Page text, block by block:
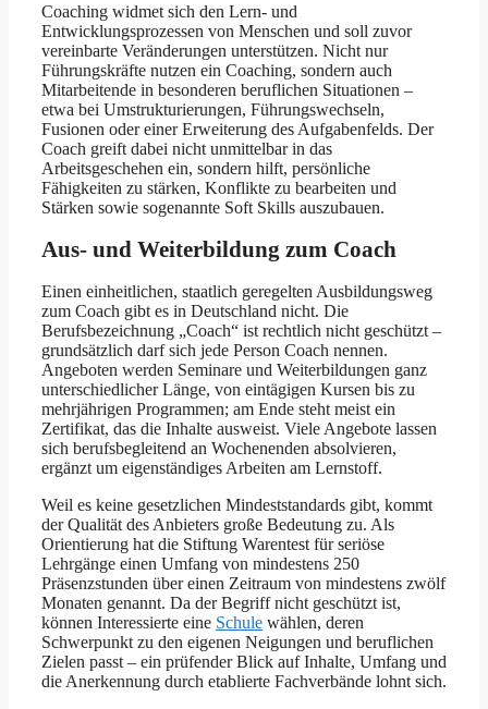
Coaching widmet sich den Lern- und
Entwicklungsprozessen von Menschen und soll zuvor
vereinbarte Veränderungen unterstützen. Nicht nur
Führungskräfte nutzen ein Coaching, sondern auch
Mitarbeitende in besonderen beruflichen Situationen –
etwa bei Umstrukturierungen, Führungswechseln,
Fusionen oder einer Erweiterung des Aufgabenfelds. Der
Coach greift dabei nicht unmittelbar in das
Arbeitsgeschehen ein, sondern hilft, persönliche
Fähigkeiten zu stärken, Konflikte zu bearbeiten und
Stärken sowie sogenannte Soft Skills auszubauen.
Aus- und Weiterbildung zum Coach
Einen einheitlichen, staatlich geregelten Ausbildungsweg
zum Coach gibt es in Deutschland nicht. Die
Berufsbezeichnung „Coach“ ist rechtlich nicht geschützt –
grundsätzlich darf sich jede Person Coach nennen.
Angeboten werden Seminare und Weiterbildungen ganz
unterschiedlicher Länge, von eintägigen Kursen bis zu
mehrjährigen Programmen; am Ende steht meist ein
Zertifikat, das die Inhalte ausweist. Viele Angebote lassen
sich berufsbegleitend an Wochenenden absolvieren,
ergänzt um eigenständiges Arbeiten am Lernstoff.
Weil es keine gesetzlichen Mindeststandards gibt, kommt
der Qualität des Anbieters große Bedeutung zu. Als
Orientierung hat die Stiftung Warentest für seriöse
Lehrgänge einen Umfang von mindestens 250
Präsenzstunden über einen Zeitraum von mindestens zwölf
Monaten genannt. Da der Begriff nicht geschützt ist,
können Interessierte eine Schule wählen, deren
Schwerpunkt zu den eigenen Neigungen und beruflichen
Zielen passt – ein prüfender Blick auf Inhalte, Umfang und
die Anerkennung durch etablierte Fachverbände lohnt sich.